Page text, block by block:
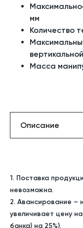
мм
Количество
Масса
1. Поставка
невозможна.
2. Авансирование –
увеличивает цену
банка) на 25%).